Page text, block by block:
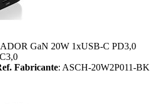
GaN 20W 1xUSB-C PD3,0
Fabricante: ASCH-20W2P011-BK